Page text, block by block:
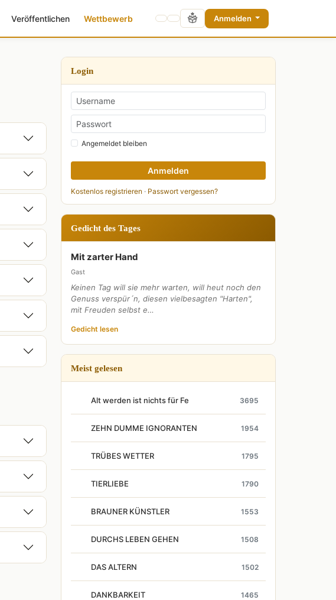
Veröffentlichen Wettbewerb Anmelden
Login
Angemeldet bleiben
Anmelden
Kostenlos registrieren · Passwort vergessen?
Gedicht des Tages
Mit zarter Hand
Gast
Keinen Tag will sie mehr warten, will heut noch den
Genuss verspür´n, diesen vielbesagten "Harten",
mit Freuden selbst e…
Gedicht lesen
Meist gelesen
Alt werden ist nichts für Fe 3695
ZEHN DUMME IGNORANTEN 1954
TRÜBES WETTER 1795
TIERLIEBE 1790
BRAUNER KÜNSTLER 1553
DURCHS LEBEN GEHEN 1508
DAS ALTERN 1502
DANKBARKEIT 1465